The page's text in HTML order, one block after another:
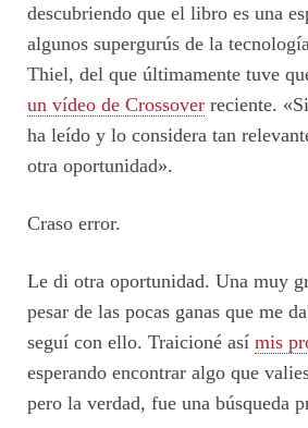
descubriendo que el libro es una
algunos supergurús de la
Thiel, del que últimamente tuve
un vídeo de Crossover reciente.
ha leído y lo considera tan
otra oportunidad».
Craso error.
Le di otra oportunidad. Una muy
pesar de las pocas ganas que me
seguí con ello. Traicioné así mis
esperando encontrar algo que
pero la verdad, fue una búsqueda